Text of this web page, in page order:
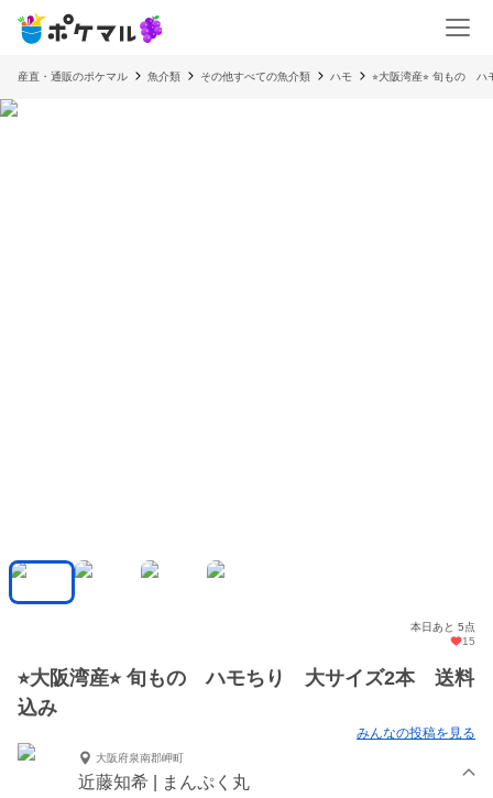
産直・通販のポケマル 魚介類 その他すべての魚介類 ハモ ⭐︎大阪湾産⭐︎ 旬もの
本日あと 5点
15
⭐︎大阪湾産⭐︎ 旬もの ハモちり 大サイズ2本 送料
込み
みんなの投稿を見る
大阪府泉南郡岬町
近藤知希 | まんぷく丸